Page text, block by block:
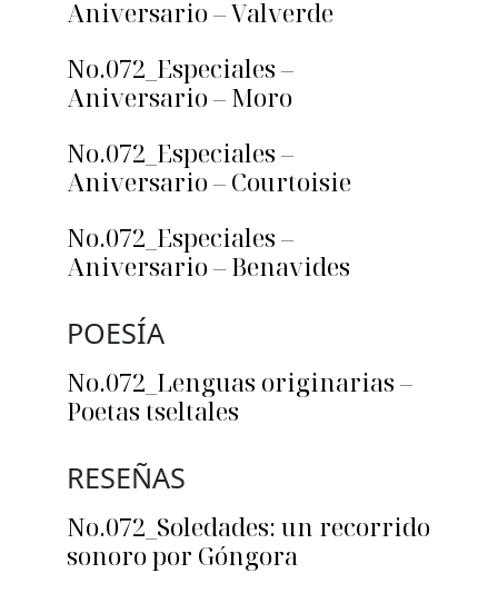
Aniversario – Valverde
No.072_Especiales –
Aniversario – Moro
No.072_Especiales –
Aniversario – Courtoisie
No.072_Especiales –
Aniversario – Benavides
POESÍA
No.072_Lenguas originarias –
Poetas tseltales
RESEÑAS
No.072_Soledades: un recorrido
sonoro por Góngora